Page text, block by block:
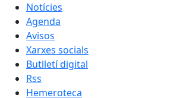
Notícies
Agenda
Avisos
Xarxes socials
Butlletí digital
Rss
Hemeroteca